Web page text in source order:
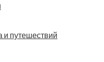
и путешествий